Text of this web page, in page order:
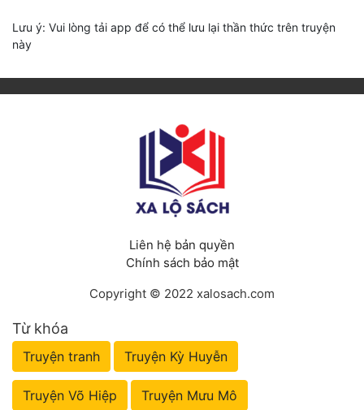
Lưu ý: Vui lòng tải app để có thể lưu lại thần thức trên truyện
này
Liên hệ bản quyền
Chính sách bảo mật
Copyright © 2022 xalosach.com
Từ khóa
Truyện tranh Truyện Kỳ Huyễn
Truyện Võ Hiệp Truyện Mưu Mô